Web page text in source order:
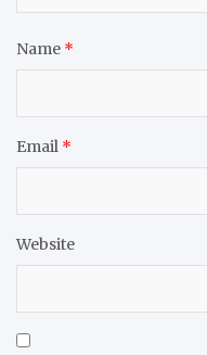
Name *
Email *
Website